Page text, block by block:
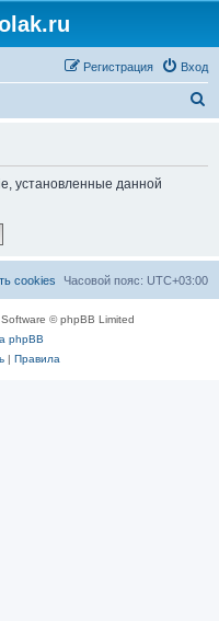
Вход
Регистрация
установленные данной
Часовой пояс: UTC+03:00
cookies
© phpBB Limited
phpBB
| Правила